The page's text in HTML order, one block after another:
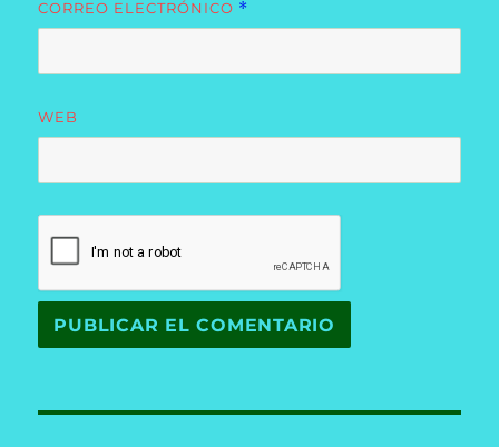
CORREO ELECTRÓNICO *
WEB